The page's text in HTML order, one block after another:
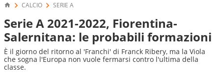
CALCIO SERIE A
Serie A 2021-2022, Fiorentina-
Salernitana: le probabili formazioni
È il giorno del ritorno al 'Franchi' di Franck Ribery, ma la Viola
che sogna l'Europa non vuole fermarsi contro l'ultima della
classe.